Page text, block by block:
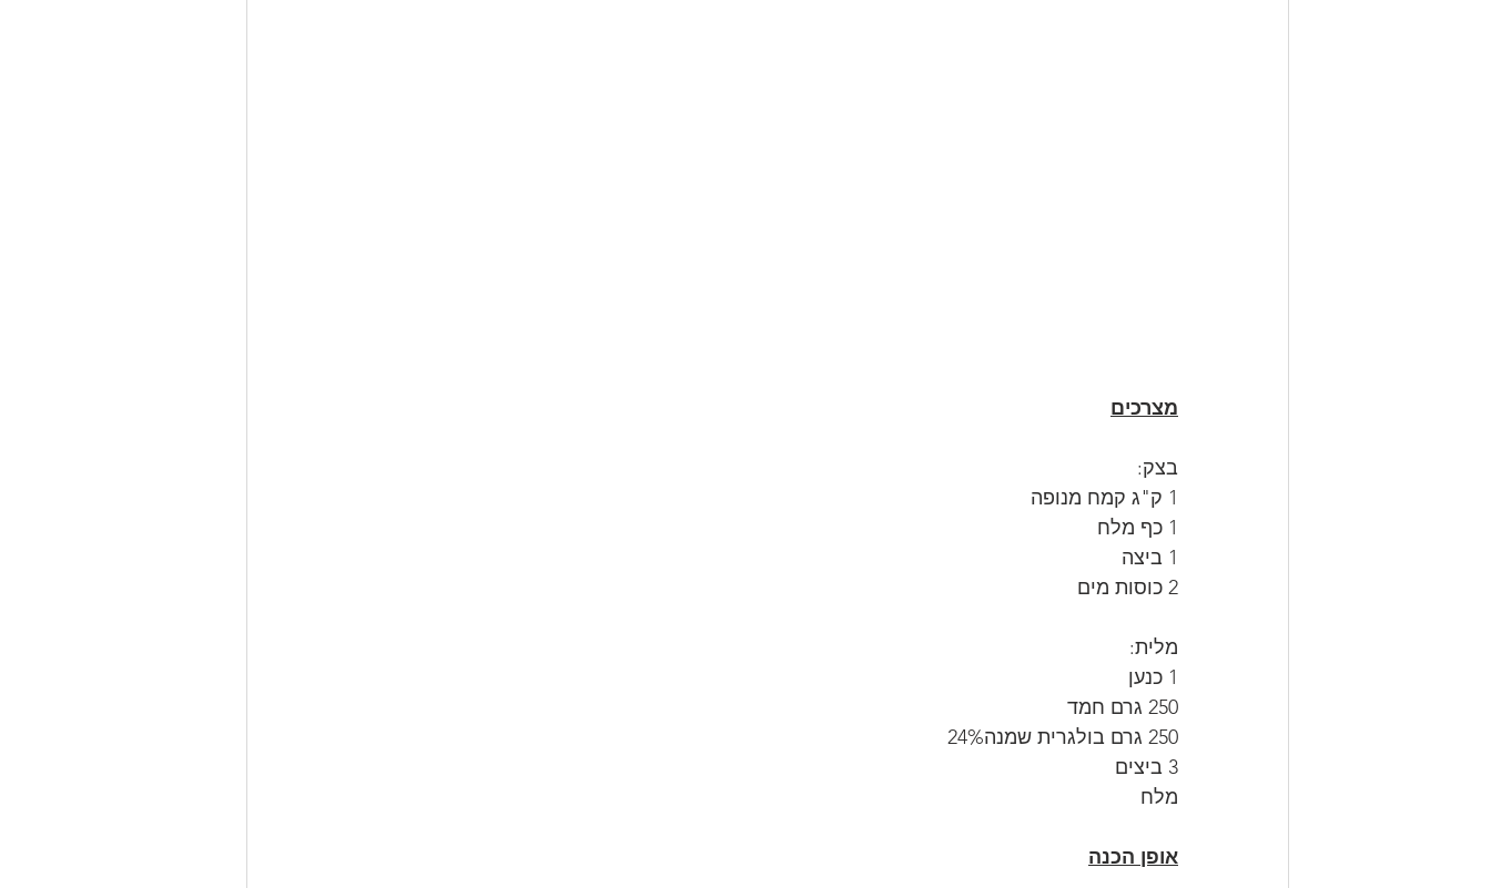
מצרכים
בצק:
1 ק"ג קמח מנופה
1 כף מלח
1 ביצה
2 כוסות מים
מלית:
1 כנען
250 גרם חמד
250 גרם בולגרית שמנה24%
3 ביצים
מלח
אופן הכנה